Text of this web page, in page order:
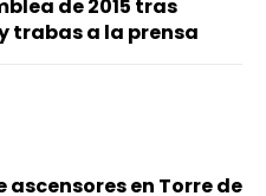
de 2015 tras
trabas a la prensa
en Torre de